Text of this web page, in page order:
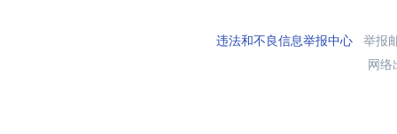
违法和不良信息举报中心举报
网